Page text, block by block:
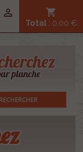
shopping_cart
Total : 0,00 €
